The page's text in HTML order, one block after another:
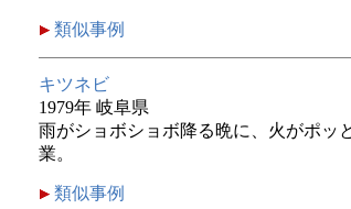
類似事例
キツネビ
1979年 岐阜県
雨がショボショボ降る晩に、火がポッ
業。
類似事例